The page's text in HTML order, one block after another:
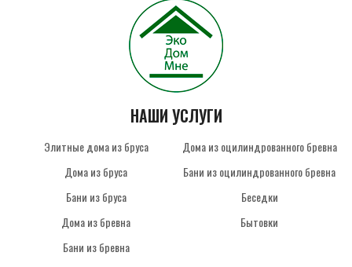
НАШИ УСЛУГИ
Элитные дома из бруса
Дома из бруса
Бани из бруса
Дома из бревна
Бани из бревна
Дома из оцилиндрованного бревна
Бани из оцилиндрованного бревна
Беседки
Бытовки